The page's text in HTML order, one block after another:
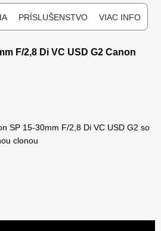
PRÍSLUŠENSTVO VIAC INFO
F/2,8 Di VC USD G2 Canon
SP 15-30mm F/2,8 Di VC USD G2 so
clonou